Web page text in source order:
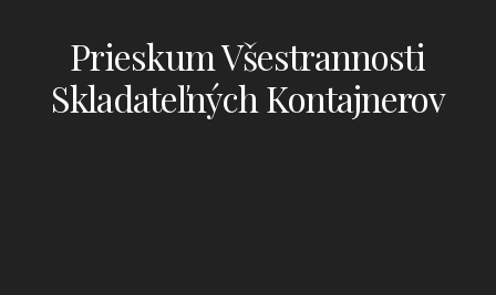
Prieskum Všestrannosti
Skladateľných Kontajnerov